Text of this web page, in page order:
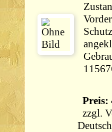
Preis:
zzgl.